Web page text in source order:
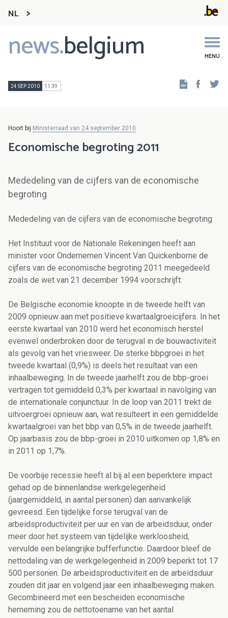
NL
news.belgium MENU
Main
navigation
24 SEP 2010 11:39
Hoort bij Ministerraad van 24 september 2010
Economische begroting 2011
Mededeling van de cijfers van de economische
begroting
Mededeling van de cijfers van de economische begroting
Het Instituut voor de Nationale Rekeningen heeft aan
minister voor Ondernemen Vincent Van Quickenborne de
cijfers van de economische begroting 2011 meegedeeld
zoals de wet van 21 december 1994 voorschrijft.
De Belgische economie knoopte in de tweede helft van
2009 opnieuw aan met positieve kwartaalgroeicijfers. In het
eerste kwartaal van 2010 werd het economisch herstel
evenwel onderbroken door de terugval in de bouwactiviteit
als gevolg van het vriesweer. De sterke bbpgroei in het
tweede kwartaal (0,9%) is deels het resultaat van een
inhaalbeweging. In de tweede jaarhelft zou de bbp-groei
vertragen tot gemiddeld 0,3% per kwartaal in navolging van
de internationale conjunctuur. In de loop van 2011 trekt de
uitvoergroei opnieuw aan, wat resulteert in een gemiddelde
kwartaalgroei van het bbp van 0,5% in de tweede jaarhelft.
Op jaarbasis zou de bbp-groei in 2010 uitkomen op 1,8% en
in 2011 op 1,7%.
De voorbije recessie heeft al bij al een beperktere impact
gehad op de binnenlandse werkgelegenheid
(jaargemiddeld, in aantal personen) dan aanvankelijk
gevreesd. Een tijdelijke forse terugval van de
arbeidsproductiviteit per uur en van de arbeidsduur, onder
meer door het systeem van tijdelijke werkloosheid,
vervulde een belangrijke bufferfunctie. Daardoor bleef de
nettodaling van de werkgelegenheid in 2009 beperkt tot 17
500 personen. De arbeidsproductiviteit en de arbeidsduur
zouden dit jaar en volgend jaar een inhaalbeweging maken.
Gecombineerd met een bescheiden economische
herneming zou de nettotoename van het aantal